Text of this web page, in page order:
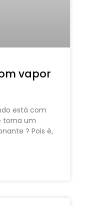
vapor
está com
torna um
? Pois é,